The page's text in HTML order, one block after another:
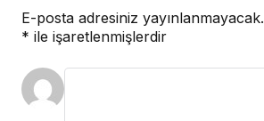
E-posta adresiniz yayınlanmayacak.
* ile işaretlenmişlerdir